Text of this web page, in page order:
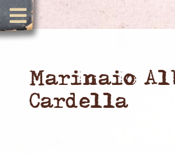
Marinaio
Cardella